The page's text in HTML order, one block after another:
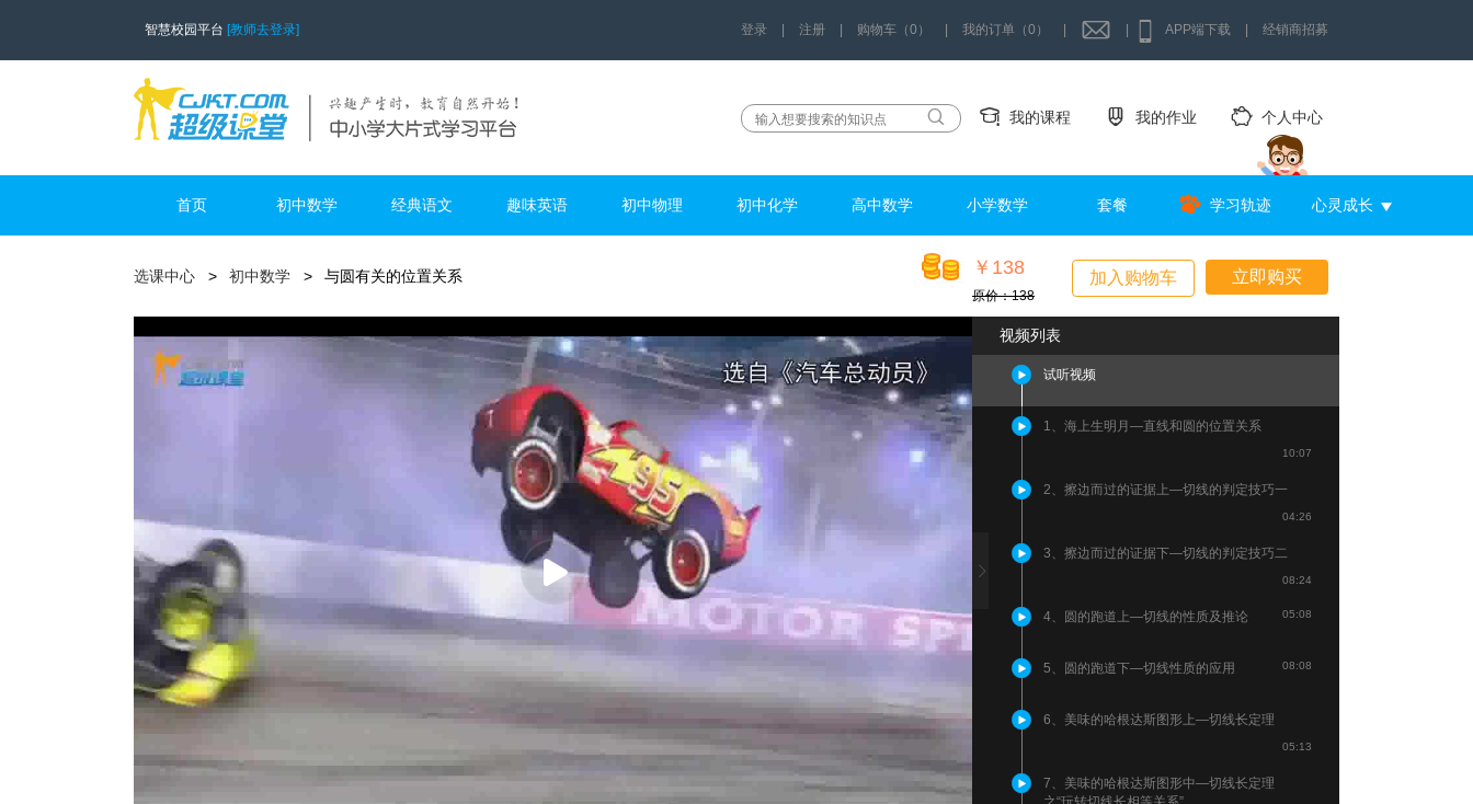
智慧校园平台 [教师去登录] 登录 注册 购物车（0） 我的订单（0） APP端下载 经销商招募
我的课程 我的作业 个人中心
首页 初中数学 经典语文 趣味英语 初中物理 初中化学 高中数学 小学数学 套餐 学习轨迹 心灵成长
立即购买
加入购物车
￥138
原价：138
选课中心 初中数学 与圆有关的位置关系
视频列表
试听视频
1、海上生明月—直线和圆的位置关系
10:07
2、擦边而过的证据上—切线的判定技巧一
04:26
3、擦边而过的证据下—切线的判定技巧二
08:24
4、圆的跑道上—切线的性质及推论 05:08
5、圆的跑道下—切线性质的应用 08:08
6、美味的哈根达斯图形上—切线长定理
05:13
7、美味的哈根达斯图形中—切线长定理